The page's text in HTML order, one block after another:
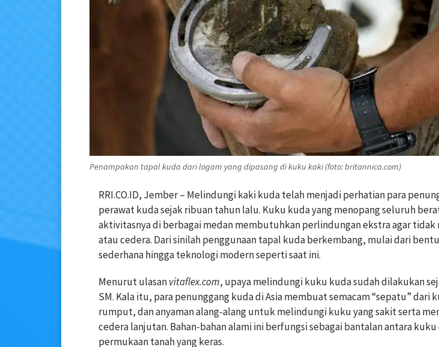
Penampakan tapal kuda dari logam yang dipasang di kuku kaki (foto: britannica.com)
RRI.CO.ID, Jember – Melindungi kaki kuda telah menjadi perhatian para
perawat kuda sejak ribuan tahun lalu. Kuku kuda yang menopang seluruh
aktivitasnya di berbagai medan membutuhkan perlindungan ekstra agar tidak
atau cedera. Dari sinilah penggunaan tapal kuda berkembang, mulai dari
sederhana hingga teknologi modern seperti saat ini.
Menurut ulasanvitaflex.com, upaya melindungi kuku kuda sudah dilakukan
SM. Kala itu, para penunggang kuda di Asia membuat semacam “sepatu” dari
rumput, dan anyaman alang-alang untuk melindungi kuku yang sakit serta
cedera lanjutan. Bahan-bahan alami ini berfungsi sebagai bantalan antara kuku
permukaan tanah yang keras.